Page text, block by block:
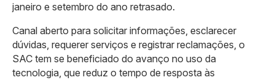
janeiro e setembro do ano retrasado.
Canal aberto para solicitar informações, esclarecer
dúvidas, requerer serviços e registrar reclamações, o
SAC tem se beneficiado do avanço no uso da
tecnologia, que reduz o tempo de resposta às